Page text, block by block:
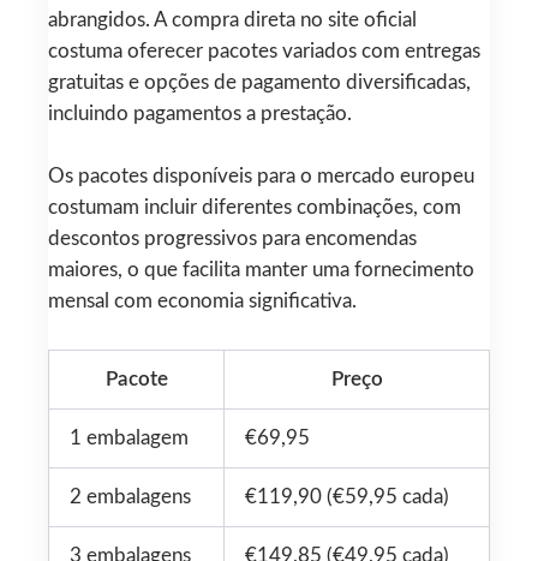
abrangidos. A compra direta no site oficial
costuma oferecer pacotes variados com entregas
gratuitas e opções de pagamento diversificadas,
incluindo pagamentos a prestação.
Os pacotes disponíveis para o mercado europeu
costumam incluir diferentes combinações, com
descontos progressivos para encomendas
maiores, o que facilita manter uma fornecimento
mensal com economia significativa.
Pacote Preço
1 embalagem €69,95
2 embalagens €119,90 (€59,95 cada)
3 embalagens €149,85 (€49,95 cada)